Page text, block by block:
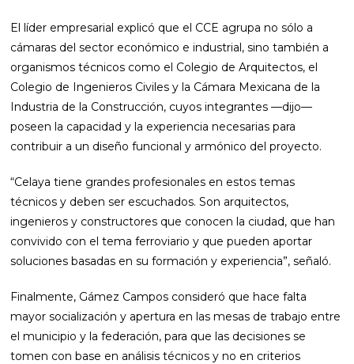
El líder empresarial explicó que el CCE agrupa no sólo a
cámaras del sector económico e industrial, sino también a
organismos técnicos como el Colegio de Arquitectos, el
Colegio de Ingenieros Civiles y la Cámara Mexicana de la
Industria de la Construcción, cuyos integrantes —dijo—
poseen la capacidad y la experiencia necesarias para
contribuir a un diseño funcional y armónico del proyecto.
“Celaya tiene grandes profesionales en estos temas
técnicos y deben ser escuchados. Son arquitectos,
ingenieros y constructores que conocen la ciudad, que han
convivido con el tema ferroviario y que pueden aportar
soluciones basadas en su formación y experiencia”, señaló.
Finalmente, Gámez Campos consideró que hace falta
mayor socialización y apertura en las mesas de trabajo entre
el municipio y la federación, para que las decisiones se
tomen con base en análisis técnicos y no en criterios